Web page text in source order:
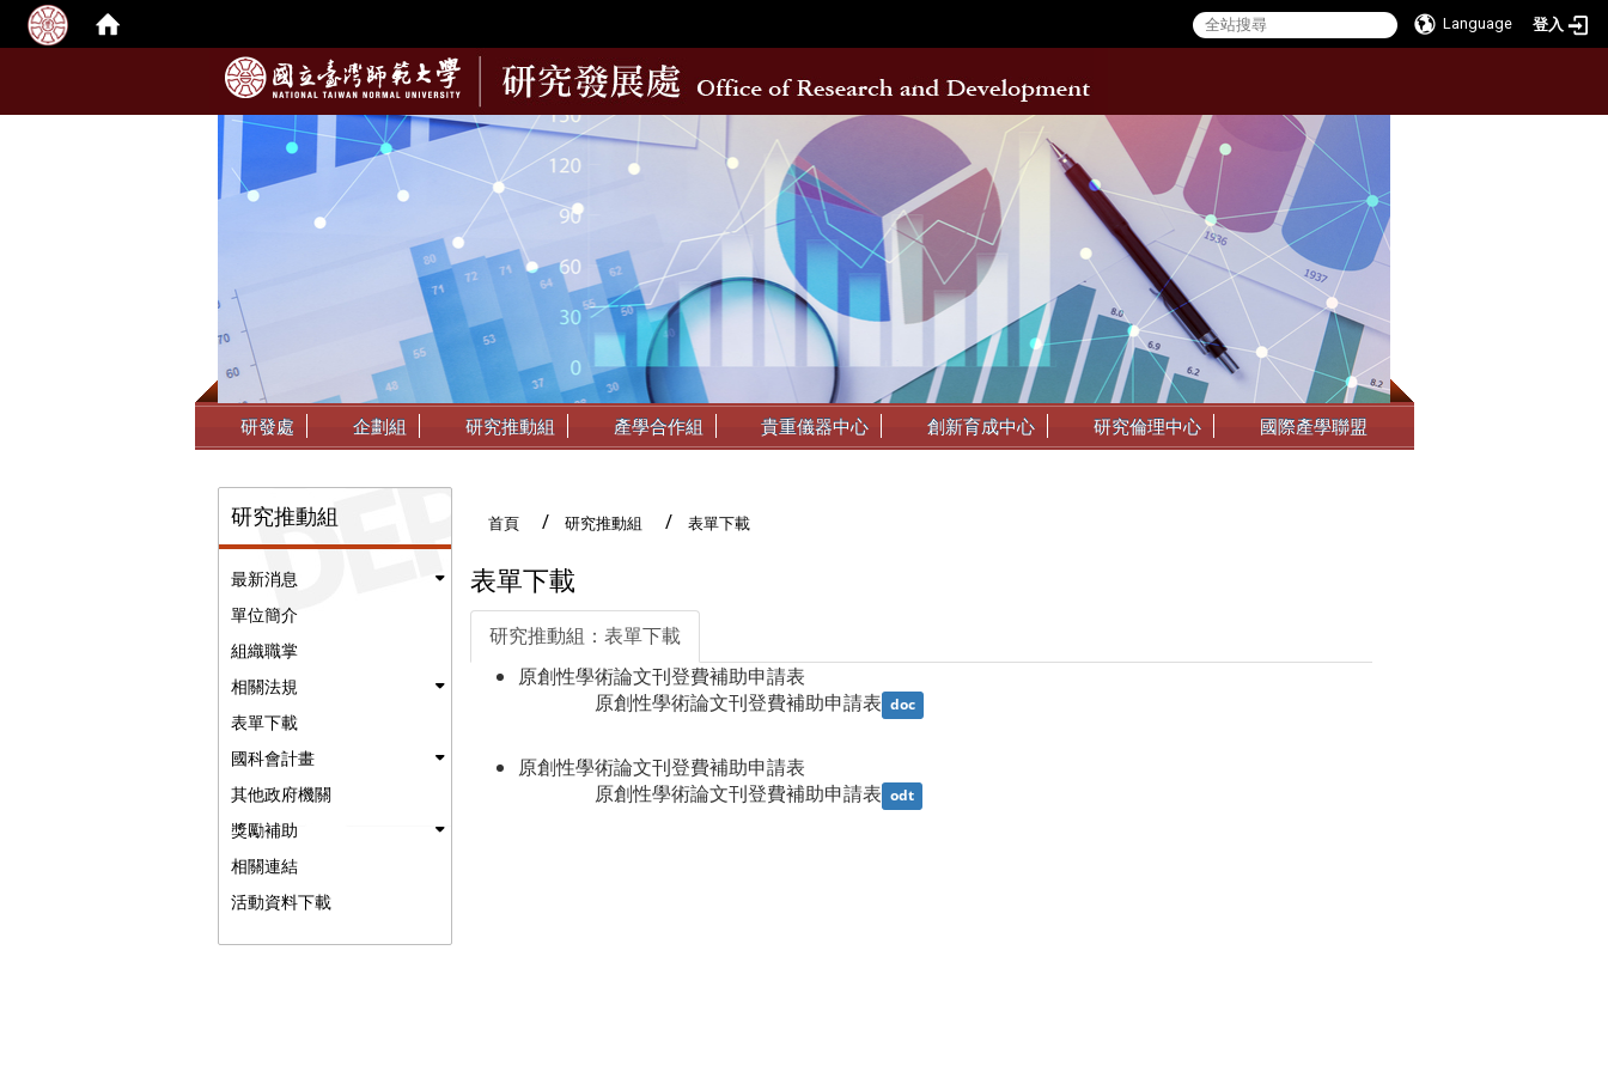
Language 登入
::: 研發處 企劃組 研究推動組 產學合作組 貴重儀器中心 創新育成中心 研究倫理中心 國際產學聯盟
研究推動組
最新消息
單位簡介
組織職掌
相關法規
表單下載
國科會計畫
其他政府機關
獎勵補助
相關連結
活動資料下載
首頁 研究推動組 表單下載
表單下載
研究推動組：表單下載
原創性學術論文刊登費補助申請表
                原創性學術論文刊登費補助申請表
doc
原創性學術論文刊登費補助申請表
                原創性學術論文刊登費補助申請表
odt